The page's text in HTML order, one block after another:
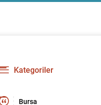
Kategoriler
Bursa